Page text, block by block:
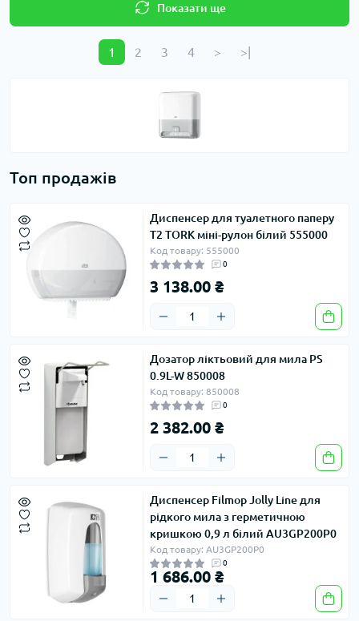
Показати ще
1 2 3 4 > >|
Топ продажів
Диспенсер для туалетного паперу
T2 TORK міні-рулон білий 555000
Код товару: 555000
0
3 138.00 ₴
Дозатор ліктьовий для мила PS
0.9L-W 850008
Код товару: 850008
0
2 382.00 ₴
Диспенсер Filmop Jolly Line для
рідкого мила з герметичною
кришкою 0,9 л білий AU3GP200P0
Код товару: AU3GP200P0
0
1 686.00 ₴